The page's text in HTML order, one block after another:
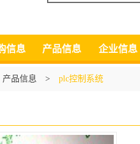
信息 产品信息 企业信息
产品信息 > plc控制系统